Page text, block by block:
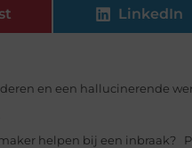
LinkedIn
en een hallucinerende
helpen bij een inbraak?